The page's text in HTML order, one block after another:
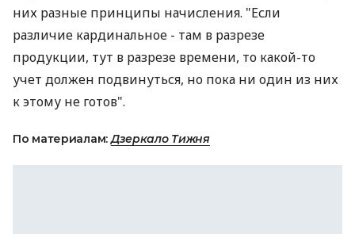
них разные принципы начисления. "Если
различие кардинальное - там в разрезе
продукции, тут в разрезе времени, то какой-то
учет должен подвинуться, но пока ни один из них
к этому не готов".
По материалам:Дзеркало Тижня